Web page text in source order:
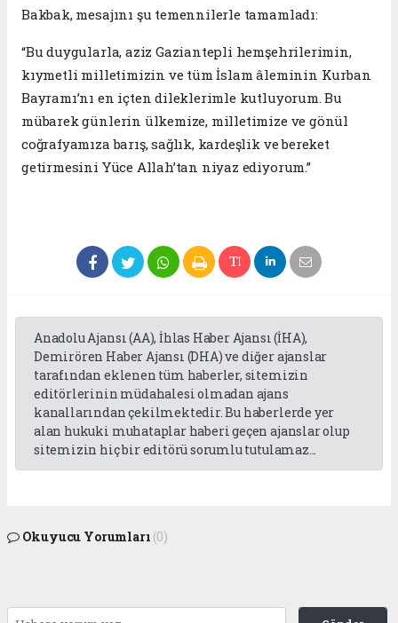
Bakbak, mesajını şu temennilerle tamamladı:
“Bu duygularla, aziz Gaziantepli hemşehrilerimin,
kıymetli milletimizin ve tüm İslam âleminin Kurban
Bayramı’nı en içten dileklerimle kutluyorum. Bu
mübarek günlerin ülkemize, milletimize ve gönül
coğrafyamıza barış, sağlık, kardeşlik ve bereket
getirmesini Yüce Allah’tan niyaz ediyorum.”
Anadolu Ajansı (AA), İhlas Haber Ajansı (İHA),
Demirören Haber Ajansı (DHA) ve diğer ajanslar
tarafından eklenen tüm haberler, sitemizin
editörlerinin müdahalesi olmadan ajans
kanallarından çekilmektedir. Bu haberlerde yer
alan hukuki muhataplar haberi geçen ajanslar olup
sitemizin hiç bir editörü sorumlu tutulamaz...
Okuyucu Yorumları (0)